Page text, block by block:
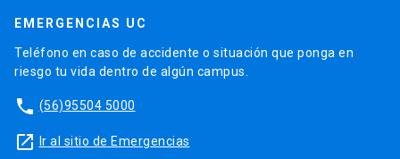
EMERGENCIAS UC
Teléfono en caso de accidente o situación que ponga en
riesgo tu vida dentro de algún campus.
phone (56)95504 5000
launch Ir al sitio de Emergencias